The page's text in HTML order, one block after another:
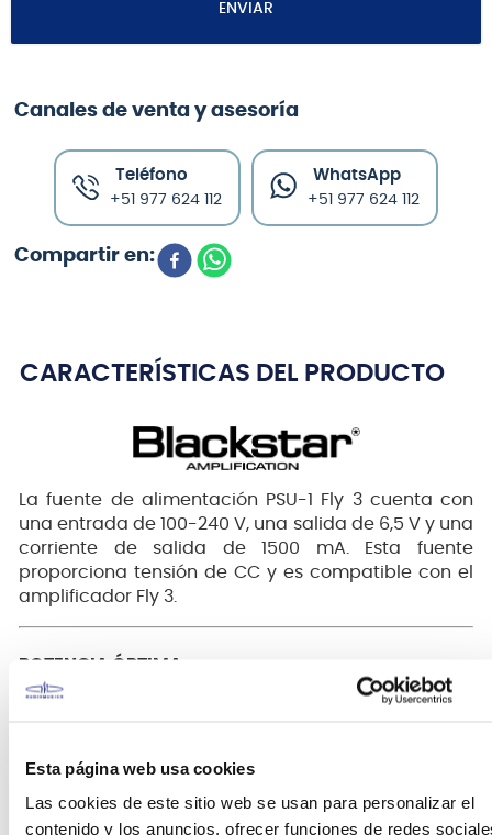
Esta página web usa cookies
Las cookies de este sitio web se usan para personalizar el
contenido y los anuncios, ofrecer funciones de redes
ENVIAR
Canales de venta y asesoría
Teléfono
+51 977 624 112
WhatsApp
+51 977 624 112
CARACTERÍSTICAS DEL PRODUCTO
La fuente de alimentación PSU-1 Fly 3 cuenta con
una entrada de 100-240 V, una salida de 6,5 V y una
corriente de salida de 1500 mA. Esta fuente
proporciona tensión de CC y es compatible con el
amplificador Fly 3.
POTENCIA ÓPTIMA
y fiable, eliminando la dependencia de la batería